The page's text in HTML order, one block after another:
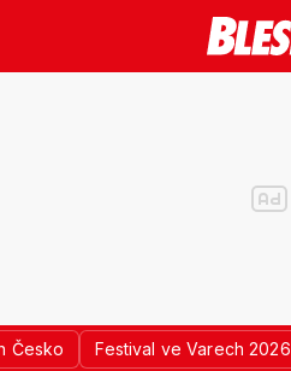
Česko Festival ve Varech 2026